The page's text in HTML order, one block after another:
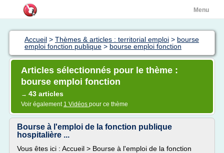
Menu
Accueil > Thèmes & articles : territorial emploi > bourse
emploi fonction publique > bourse emploi fonction
Articles sélectionnés pour le thème :
bourse emploi fonction
→ 43 articles
Voir également 1 Vidéos pour ce thème
Bourse à l'emploi de la fonction publique
hospitalière ...
Vous êtes ici : Accueil > Bourse à l'emploi de la fonction